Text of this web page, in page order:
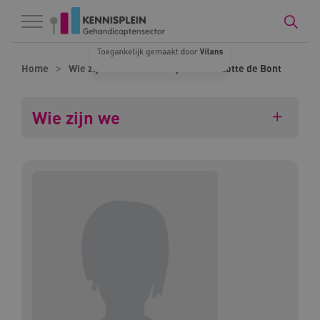
Naar hoofdinhoud
Naar footer
Home Wie zijn we Lotte de Bont
Wie zijn we